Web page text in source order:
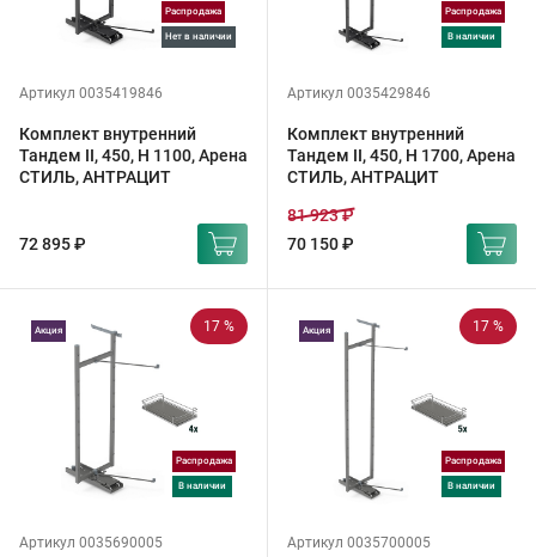
Распродажа
Нет в наличии
Артикул 0035419846
Комплект внутренний
Тандем II, 450, H 1100, Арена
СТИЛЬ, АНТРАЦИТ
72 895 ₽
Распродажа
в наличии
Артикул 0035429846
Комплект внутренний
Тандем II, 450, H 1700, Арена
СТИЛЬ, АНТРАЦИТ
70 150 ₽
81 923 ₽
17 %
Распродажа
в наличии
Акция
Артикул 0035690005
17 %
Распродажа
в наличии
Акция
Артикул 0035700005